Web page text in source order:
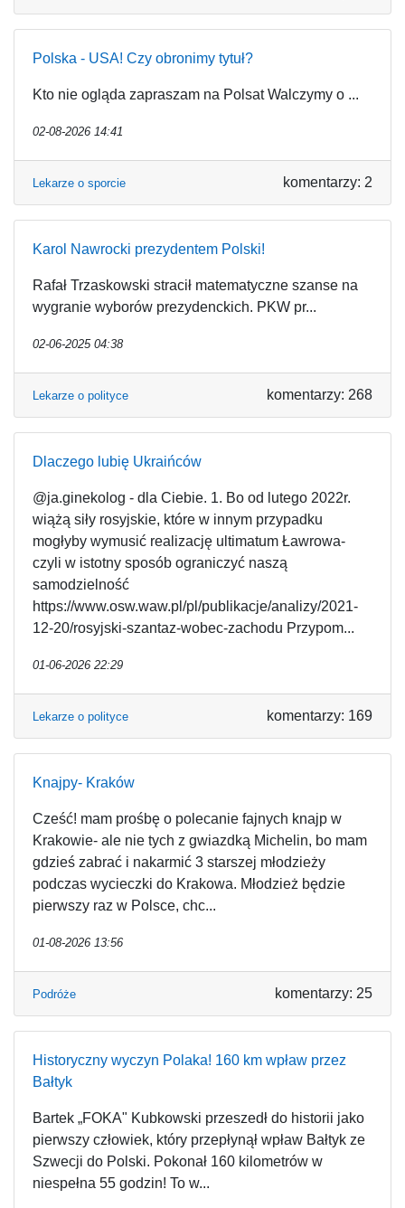
Polska - USA! Czy obronimy tytuł?
Kto nie ogląda zapraszam na Polsat Walczymy o ...
02-08-2026 14:41
Lekarze o sporcie komentarzy: 2
Karol Nawrocki prezydentem Polski!
Rafał Trzaskowski stracił matematyczne szanse na
wygranie wyborów prezydenckich. PKW pr...
02-06-2025 04:38
Lekarze o polityce komentarzy: 268
Dlaczego lubię Ukraińców
@ja.ginekolog - dla Ciebie. 1. Bo od lutego 2022r.
wiążą siły rosyjskie, które w innym przypadku
mogłyby wymusić realizację ultimatum Ławrowa-
czyli w istotny sposób ograniczyć naszą
samodzielność
https://www.osw.waw.pl/pl/publikacje/analizy/2021-
12-20/rosyjski-szantaz-wobec-zachodu Przypom...
01-06-2026 22:29
Lekarze o polityce komentarzy: 169
Knajpy- Kraków
Cześć! mam prośbę o polecanie fajnych knajp w
Krakowie- ale nie tych z gwiazdką Michelin, bo mam
gdzieś zabrać i nakarmić 3 starszej młodzieży
podczas wycieczki do Krakowa. Młodzież będzie
pierwszy raz w Polsce, chc...
01-08-2026 13:56
Podróże komentarzy: 25
Historyczny wyczyn Polaka! 160 km wpław przez
Bałtyk
Bartek „FOKA" Kubkowski przeszedł do historii jako
pierwszy człowiek, który przepłynął wpław Bałtyk ze
Szwecji do Polski. Pokonał 160 kilometrów w
niespełna 55 godzin! To w...